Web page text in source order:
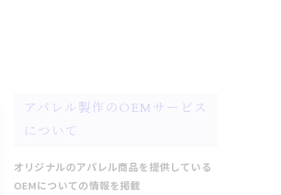
アパレル製作のOEMサービス
について
オリジナルのアパレル商品を提供している
OEMについての情報を掲載